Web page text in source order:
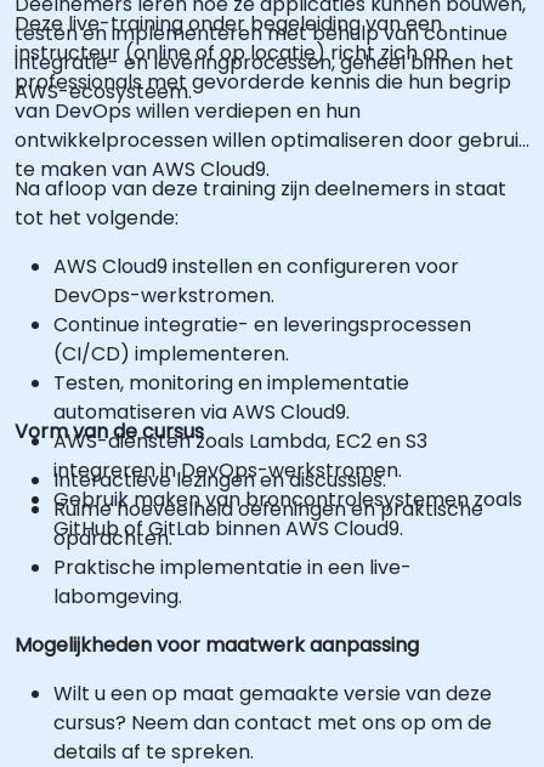
testen en implementeren met behulp van continue
integratie- en leveringprocessen, geheel binnen het
AWS-ecosysteem.
Deze live-training onder begeleiding van een
instructeur (online of op locatie) richt zich op
professionals met gevorderde kennis die hun begrip
van DevOps willen verdiepen en hun
ontwikkelprocessen willen optimaliseren door gebruik
te maken van AWS Cloud9.
Na afloop van deze training zijn deelnemers in staat
tot het volgende:
AWS Cloud9 instellen en configureren voor
DevOps-werkstromen.
Continue integratie- en leveringsprocessen
(CI/CD) implementeren.
Testen, monitoring en implementatie
automatiseren via AWS Cloud9.
AWS-diensten zoals Lambda, EC2 en S3
integreren in DevOps-werkstromen.
Gebruik maken van broncontrolesystemen zoals
GitHub of GitLab binnen AWS Cloud9.
Vorm van de cursus
Interactieve lezingen en discussies.
Ruime hoeveelheid oefeningen en praktische
opdrachten.
Praktische implementatie in een live-
labomgeving.
Mogelijkheden voor maatwerk aanpassing
Wilt u een op maat gemaakte versie van deze
cursus? Neem dan contact met ons op om de
details af te spreken.